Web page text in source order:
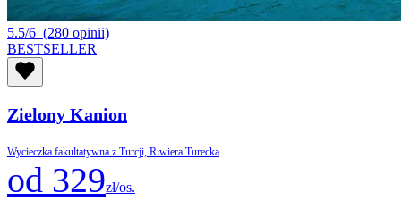
5.5/6 (280 opinii)
BESTSELLER
Zielony Kanion
Wycieczka fakultatywna z Turcji, Riwiera Turecka
od 329zł/os.